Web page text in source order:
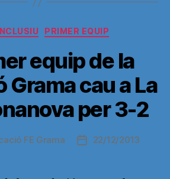
Categorías
PRIMER EQUIP
equip de la
Grama cau a La
per 3-2
FE Grama
Fecha22/12/2013